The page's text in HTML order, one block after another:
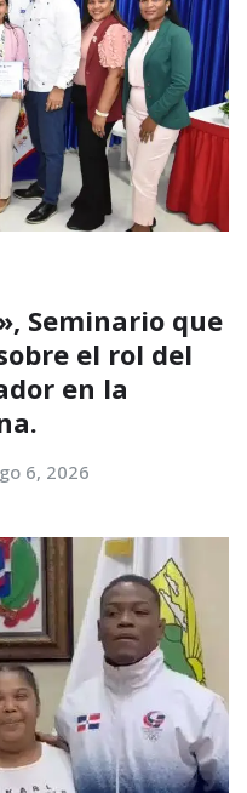
Seminario que
el rol del
en la
6, 2026